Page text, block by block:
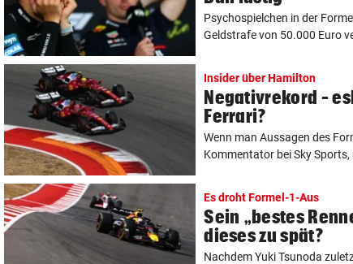
Psychospielchen in der
Geldstrafe von 50.000 Euro
Insider über Hamilton
Negativrekord –
Ferrari?
Wenn man Aussagen des
Kommentator bei Sky
Es droht Formel-1-Aus
Sein „bestes
dieses zu spät?
Nachdem Yuki Tsunoda